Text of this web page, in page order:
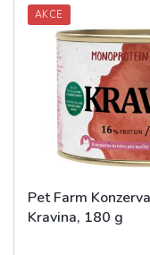
AKCE
Pet Farm
Kravina, 180 g